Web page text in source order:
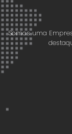
Somos uma